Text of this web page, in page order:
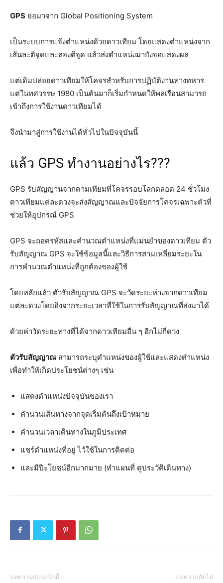
GPS ย่อมาจาก Global Positioning System
เป็นระบบการแจ้งตำแหน่งด้วยดาวเทียม โดยแสดงตำแหน่งจาก
เส้นละติจูดและลองติจูด แล้วส่งตำแหน่งมายังจอแสดงผล
แต่เดิมปล่อยดาวเทียมให้โคจรสำหรับการปฏิบัติงานทางทหาร
แต่ในทศวรรษ 1980 เป็นต้นมาก็เริ่มกำหนดให้พลเรือนสามารถ
เข้าถึงการใช้งานดาวเทียมได้
จึงนำมาสู่การใช้งานได้ทั่วไปในปัจจุบันนี้
แล้ว GPS ทำงานอย่างไร???
GPS รับสัญญานจากดามเทียมที่โคจรรอบโลกตลอด 24 ชั่วโมง
ดาวเทียมแต่ละดวงจะส่งสัญญาณและปัจจัยการโคจรเฉพาะตัวที่
ช่วยให้อุปกรณ์ GPS
GPS จะถอดรหัสและคำนวณตำแหน่งที่แม่นยำของดาวเทียม ตัว
รับสัญญาณ GPS จะใช้ข้อมูลนี้และวิธีการสามเหลี่ยมระยะใน
การคำนวณตำแหน่งที่ถูกต้องของผู้ใช้
โดยหลักแล้ว ตัวรับสัญญาณ GPS จะวัดระยะห่างจากดาวเทียม
แต่ละดวงโดยอิงจากระยะเวลาที่ใช้ในการรับสัญญาณที่ส่งมาได้
ด้วยค่าวัดระยะทางที่ได้จากดาวเทียมอื่น ๆ อีกไม่กี่ดวง
ตัวรับสัญญาณ สามารถระบุตำแหน่งของผู้ใช้และแสดงตำแหน่ง
เพื่อทำให้เกิดประโยชน์ต่างๆ เช่น
แสดงตำแหน่งปัจจุบันของเรา
คำนวนเส้นทางจากจุดเริ่มต้นถึงเป้าหมาย
คำนวนเวลาเดินทางในภูมิประเทศ
แชร์ตำแหน่งที่อยู่ ไว้ใช้ในการติดต่อ
และมีปีะโยชน์อีกมากมาย (ทำแผนที่ ดูประวัติเดินทาง)
บทความก่อนหน้านี้ บทความถัดไป